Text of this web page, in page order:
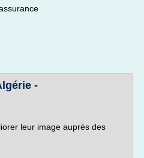
-
leur image auprès des